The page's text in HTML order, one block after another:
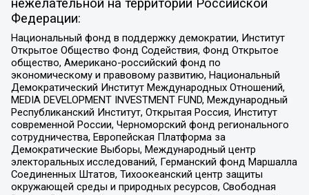
нежелательной на территории Российской
Федерации:
Национальный фонд в поддержку демократии, Институт
Открытое Общество Фонд Содействия, Фонд Открытое
общество, Американо-российский фонд по
экономическому и правовому развитию, Национальный
Демократический Институт Международных Отношений,
MEDIA DEVELOPMENT INVESTMENT FUND, Международный
Республиканский Институт, Открытая Россия, Институт
современной России, Черноморский фонд регионального
сотрудничества, Европейская Платформа за
Демократические Выборы, Международный центр
электоральных исследований, Германский фонд Маршалла
Соединенных Штатов, Тихоокеанский центр защиты
окружающей среды и природных ресурсов, Свободная